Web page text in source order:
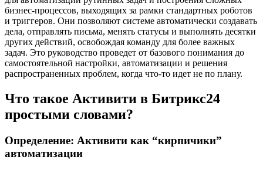
бизнес-процессов, выходящих за рамки стандартных роботов
и триггеров. Они позволяют системе автоматически создавать
дела, отправлять письма, менять статусы и выполнять десятки
других действий, освобождая команду для более важных
задач. Это руководство проведет от базового понимания до
самостоятельной настройки, автоматизации и решения
распространенных проблем, когда что-то идет не по плану.
Что такое Активити в Битрикс24
простыми словами?
Определение: Активити как “кирпичики”
автоматизации